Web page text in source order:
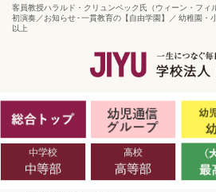
客員教授ハラルド・クリュンペック氏（ウィーン・フィ
初演奏／お知らせ - 一貫教育の【自由学園】／ 幼稚園・
以上